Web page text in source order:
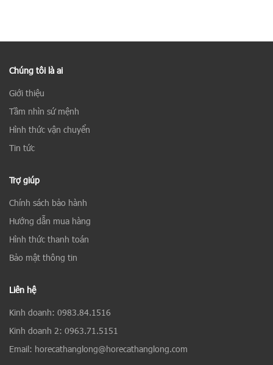
Chúng tôi là ai
Giới thiệu
Tầm nhìn sứ mệnh
Hình thức vận chuyển
Tin tức
Trợ giúp
Chính sách bảo hành
Hướng dẫn mua hàng
Hình thức thanh toán
Bảo mật thông tin
Liên hệ
Kinh doanh: 0983.84.1516
Kinh doanh 2: 0963.71.5151
Email: horecathanglong@horecathanglong.com